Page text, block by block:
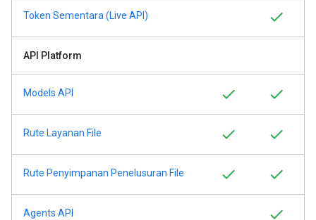
Token Sementara (Live API)
API Platform
Models API
Rute Layanan File
Rute Penyimpanan Penelusuran File
Agents API